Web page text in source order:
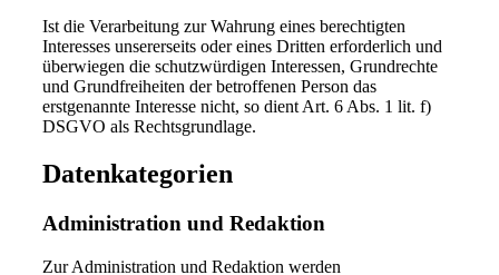
Ist die Verarbeitung zur Wahrung eines berechtigten
Interesses unsererseits oder eines Dritten erforderlich und
überwiegen die schutzwürdigen Interessen, Grundrechte
und Grundfreiheiten der betroffenen Person das
erstgenannte Interesse nicht, so dient Art. 6 Abs. 1 lit. f)
DSGVO als Rechtsgrundlage.
Datenkategorien
Administration und Redaktion
Zur Administration und Redaktion werden